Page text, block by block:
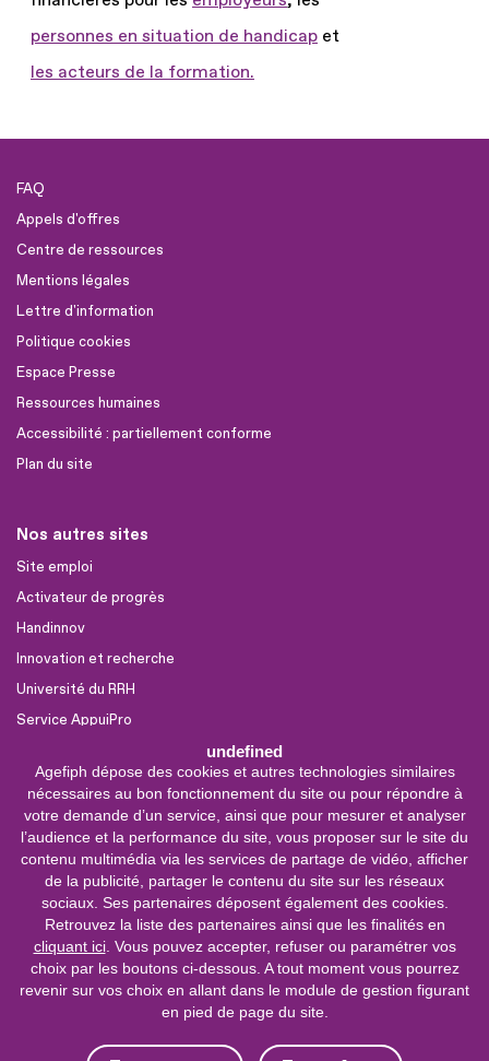
undefined
Agefiph dépose des cookies et autres technologies similaires
nécessaires au bon fonctionnement du site ou pour répondre à
votre demande d’un service, ainsi que pour mesurer et analyser
l’audience et la performance du site, vous proposer sur le site du
contenu multimédia via les services de partage de vidéo, afficher
de la publicité, partager le contenu du site sur les réseaux
sociaux. Ses partenaires déposent également des cookies.
Retrouvez la liste des partenaires ainsi que les finalités en
cliquant ici. Vous pouvez accepter, refuser ou paramétrer vos
choix par les boutons ci-dessous. A tout moment vous pourrez
revenir sur vos choix en allant dans le module de gestion figurant
en pied de page du site.
personnes en situation de handicap et
les acteurs de la formation.
FAQ
Appels d'offres
Centre de ressources
Mentions légales
Lettre d'information
Politique cookies
Espace Presse
Ressources humaines
Accessibilité : partiellement conforme
Plan du site
Nos autres sites
Site emploi
Activateur de progrès
Handinnov
Innovation et recherche
Université du RRH
Service AppuiPro
Nous suivre
Youtube
Linkedin
Facebook
0 800 11 10 09
Service &
appel gratuits
Nous contacter